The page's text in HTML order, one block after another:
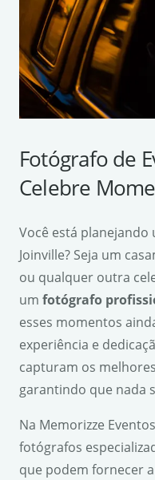
Fotógrafo de
Celebre
Você está planejando
Joinville? Seja um
ou qualquer outra
um fotógrafo
esses momentos
experiência e
capturam os
garantindo que nada
Na Memorizze
fotógrafos
que podem fornecer